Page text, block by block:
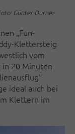
Günter Durner
„Fun-
Klettersteig
vom
in 20 Minuten
ideal auch bei
Klettern im